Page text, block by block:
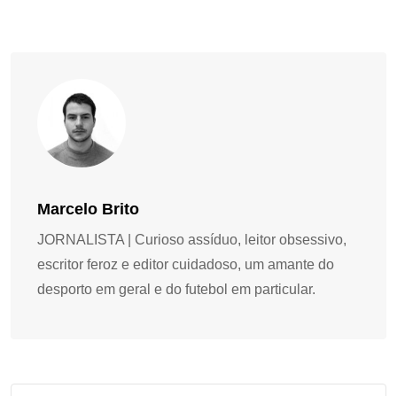
Marcelo Brito
JORNALISTA | Curioso assíduo, leitor obsessivo,
escritor feroz e editor cuidadoso, um amante do
desporto em geral e do futebol em particular.